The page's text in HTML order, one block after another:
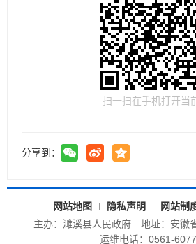
扫一扫在手机打开当
分享到：
网站地图 隐私声明 网站制
主办：濉溪县人民政府
地址：安徽
运维电话：0561-